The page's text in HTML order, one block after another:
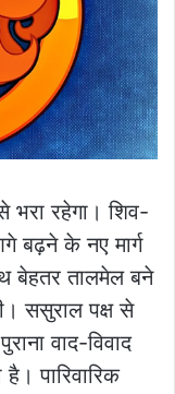
भरा रहेगा। शिव-
बढ़ने के नए मार्ग
बेहतर तालमेल बने
ससुराल पक्ष से
वाद-विवाद
पारिवारिक